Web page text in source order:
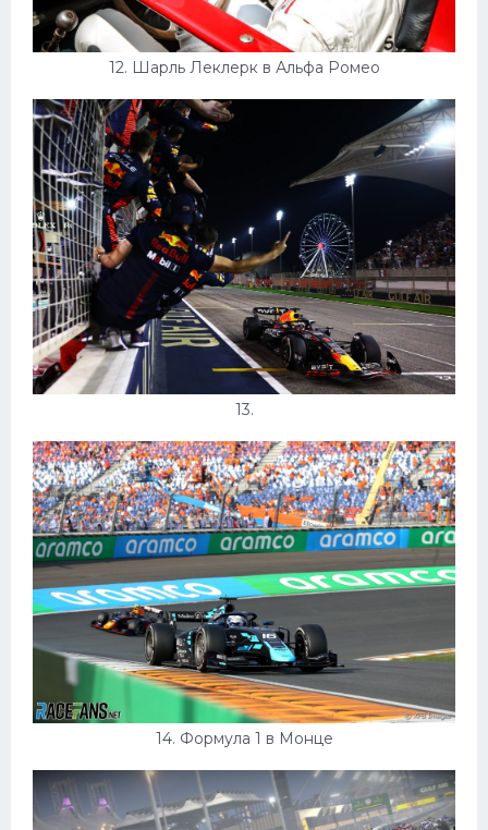
12. Шарль Леклерк в Альфа Ромео
13.
14. Формула 1 в Монце